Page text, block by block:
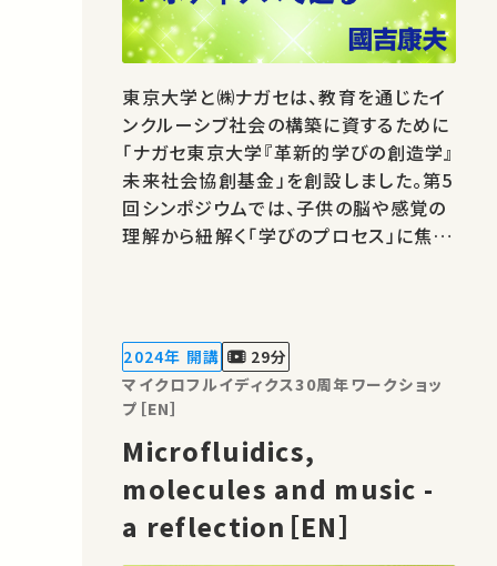
東京大学と㈱ナガセは、教育を通じたイ
ンクルーシブ社会の構築に資するために
「ナガセ東京大学『革新的学びの創造学』
未来社会協創基金」を創設しました。第5
回シンポジウムでは、子供の脳や感覚の
理解から紐解く「学びのプロセス」に焦点
るかもしれません。 お気に入りの講義・
講演があればSNSなどでシェアを…
2024年 開講
29分
マイクロフルイディクス30周年ワークショッ
プ［EN］
Microfluidics,
molecules and music -
a reflection［EN］